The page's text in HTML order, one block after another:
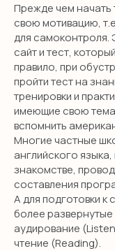
Прежде чем начать
свою мотивацию,
для самоконтроля.
сайт и тест,
правило, при
пройти тест на
тренировки и
имеющие свою
вспомнить
Многие частные
английского
знакомстве,
составления
А для подготовки к
более
аудирование
чтение (Reading).